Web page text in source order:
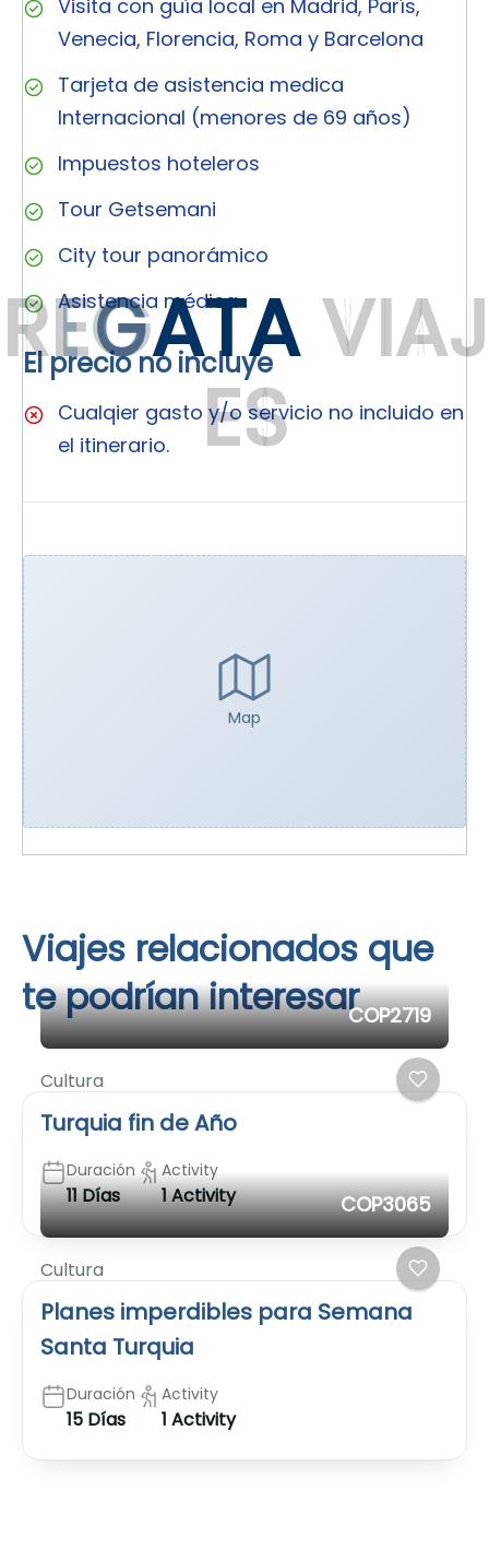
REGATA VIAJ
ES
Visita con guía local en Madrid, París,
Venecia, Florencia, Roma y Barcelona
Tarjeta de asistencia medica
Internacional (menores de 69 años)
Impuestos hoteleros
Tour Getsemani
City tour panorámico
Asistencia médica
El precio no incluye
Cualqier gasto y/o servicio no incluido en
el itinerario.
Map
Viajes relacionados que
te podrían interesarCOP2719
Cultura
Turquia fin de Año
Duración
11 Días
Activity
1 Activity COP3065
Cultura
Planes imperdibles para Semana
Santa Turquia
Duración
15 Días
Activity
1 Activity